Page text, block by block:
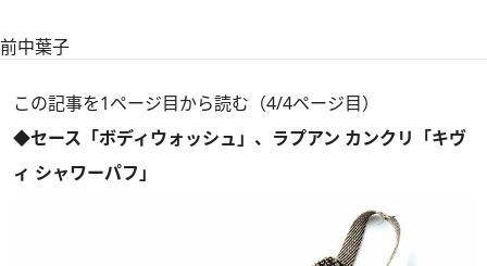
前中葉子
この記事を1ページ目から読む（4/4ページ目）
◆セース「ボディウォッシュ」、ラプアン カンクリ「キヴ
ィ シャワーパフ」